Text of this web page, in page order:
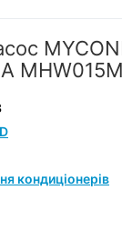
кондиціонерів